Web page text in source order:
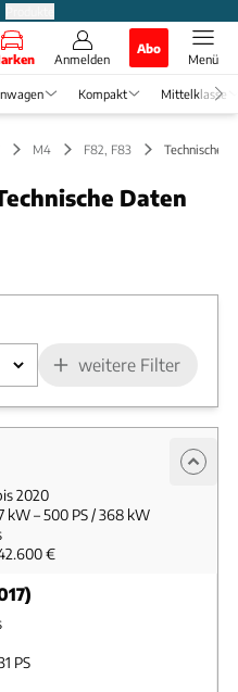
Anmelden
Abo
Menü
Kompakt Mittelklasse
M4 F82, F83 Technische
Daten
Foto: Medin-DB
weitere Filter
2020
kW – 500 PS / 368 kW
€
PS